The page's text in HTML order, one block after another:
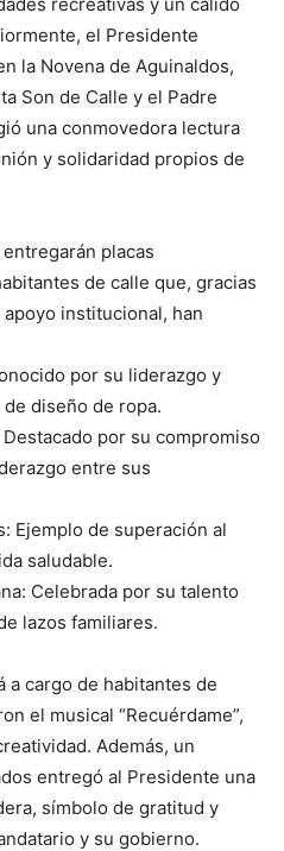
el Presidente
la Novena de Aguinaldos,
Son de Calle y el Padre
una conmovedora lectura
y solidaridad propios de
placas
de calle que, gracias
institucional, han
por su liderazgo y
diseño de ropa.
por su compromiso
entre sus
Ejemplo de superación al
saludable.
Celebrada por su talento
lazos familiares.
a cargo de habitantes de
el musical “Recuérdame”,
Además, un
entregó al Presidente una
símbolo de gratitud y
y su gobierno.